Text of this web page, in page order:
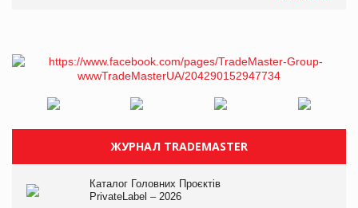
ЖУРНАЛ TRADEMASTER
Каталог Головних Проєктів
PrivateLabel – 2026